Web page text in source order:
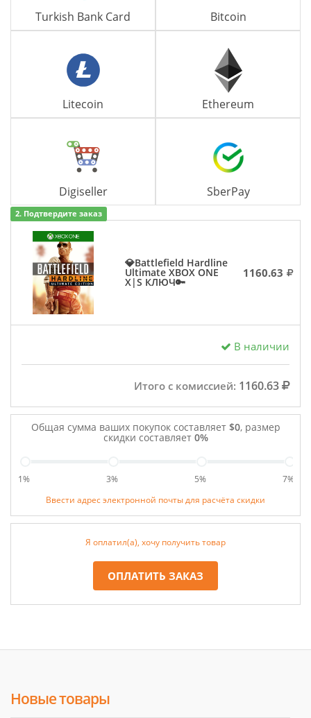
Turkish Bank Card Bitcoin
Litecoin Ethereum
Digiseller SberPay
2. Подтвердите заказ
💎Battlefield Hardline
Ultimate XBOX ONE
X|S КЛЮЧ🔑
1160.63
В наличии
Итого с комиссией: 1160.63
Общая сумма ваших покупок составляет $0, размер
скидки составляет 0%
1% 3% 5%
7%
Ввести адрес электронной почты для расчёта скидки
Я оплатил(а), хочу получить товар
ОПЛАТИТЬ ЗАКАЗ
Новые товары